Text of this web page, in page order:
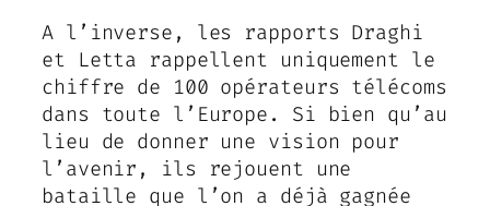
A l’inverse, les rapports Draghi
et Letta rappellent uniquement le
chiffre de 100 opérateurs télécoms
dans toute l’Europe. Si bien qu’au
lieu de donner une vision pour
l’avenir, ils rejouent une
bataille que l’on a déjà gagnée